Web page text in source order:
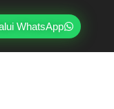
WhatsApp